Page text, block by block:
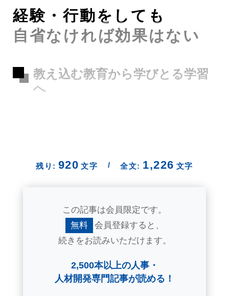
経験・行動をしても
自省なければ効果はない
教え込む教育から学びとる学習
へ
残り: 920 文字 / 全文: 1,226 文字
この記事は会員限定です。
無料
会員登録すると、
続きをお読みいただけます。
2,500本以上の人事・
人材開発専門記事が読める！